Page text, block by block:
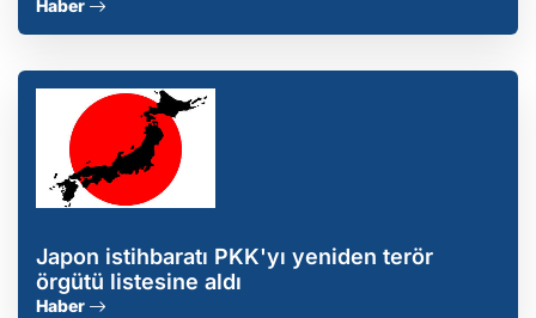
Haber
Japon istihbaratı PKK'yı yeniden terör
örgütü listesine aldı
Haber